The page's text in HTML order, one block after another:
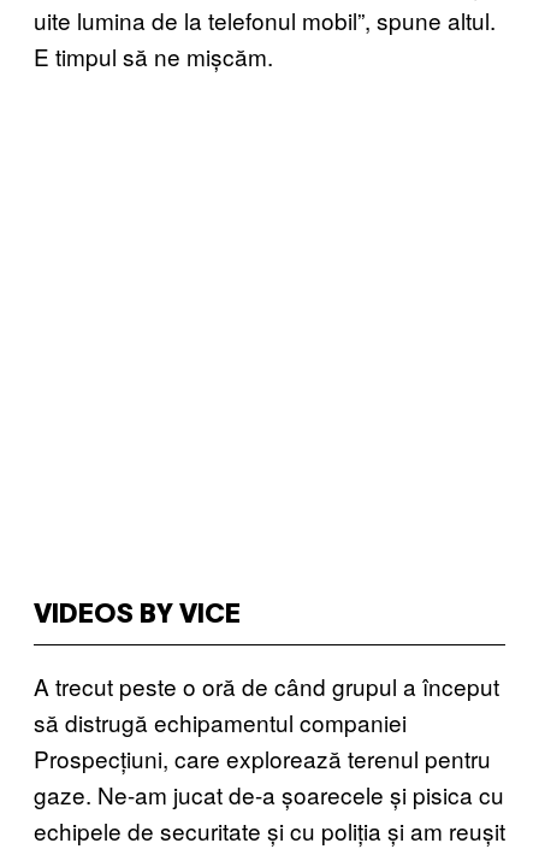
uite lumina de la telefonul mobil”, spune altul.
E timpul să ne mișcăm.
VIDEOS BY VICE
A trecut peste o oră de când grupul a început
să distrugă echipamentul companiei
Prospecțiuni, care explorează terenul pentru
gaze. Ne-am jucat de-a șoarecele și pisica cu
echipele de securitate și cu poliția și am reușit